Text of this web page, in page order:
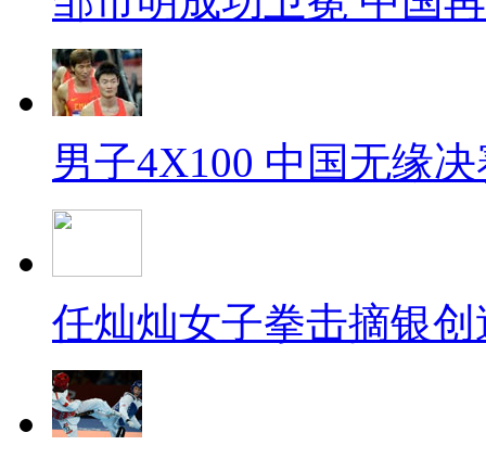
男子4X100 中国无缘
任灿灿女子拳击摘银